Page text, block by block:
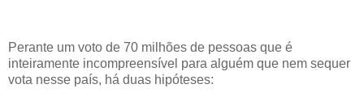
Perante um voto de 70 milhões de pessoas que é
inteiramente incompreensível para alguém que nem sequer
vota nesse país, há duas hipóteses: